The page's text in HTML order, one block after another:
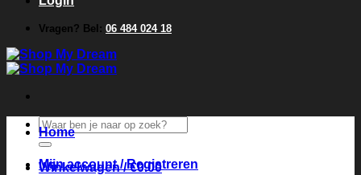
Vragen? Bel: 06 484 024 18
Zoeken
naar:
Winkelwagen /€0.00
Home
Mijn account / Registreren